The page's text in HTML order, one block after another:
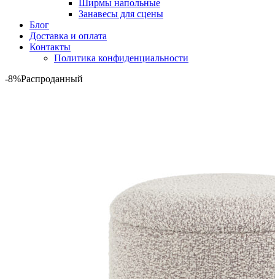
Ширмы напольные
Занавесы для сцены
Блог
Доставка и оплата
Контакты
Политика конфиденциальности
-8%Распроданный